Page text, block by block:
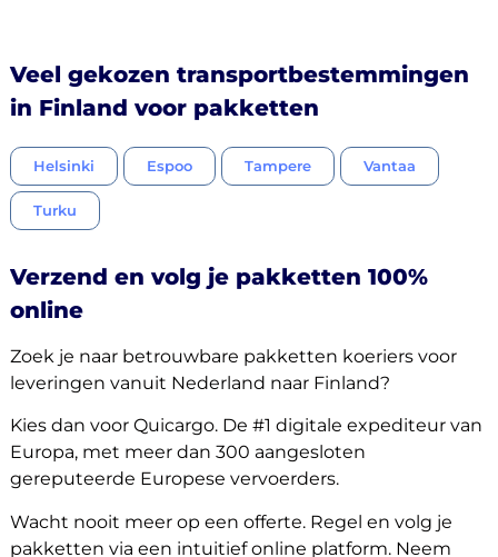
Veel gekozen transportbestemmingen
in Finland voor pakketten
Helsinki Espoo Tampere Vantaa
Turku
Verzend en volg je pakketten 100%
online
Zoek je naar betrouwbare pakketten koeriers voor
leveringen vanuit Nederland naar Finland?
Kies dan voor Quicargo. De #1 digitale expediteur van
Europa, met meer dan 300 aangesloten
gereputeerde Europese vervoerders.
Wacht nooit meer op een offerte. Regel en volg je
pakketten via een intuitief online platform. Neem